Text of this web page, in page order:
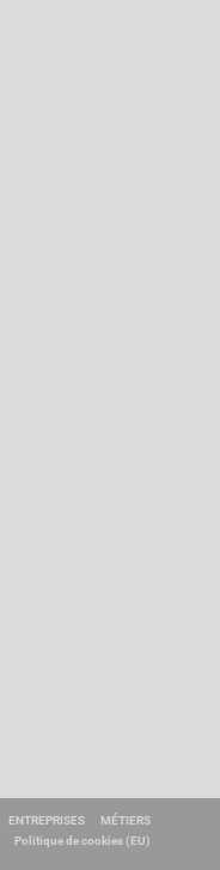
ENTREPRISES
MÉTIERS
Politique de cookies (EU)